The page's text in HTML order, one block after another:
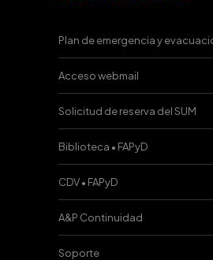
Plan de emergencia y
Acceso webmail
Solicitud de reserva del SUM
Biblioteca • FAPyD
CDV • FAPyD
A&P Continuidad
Soporte